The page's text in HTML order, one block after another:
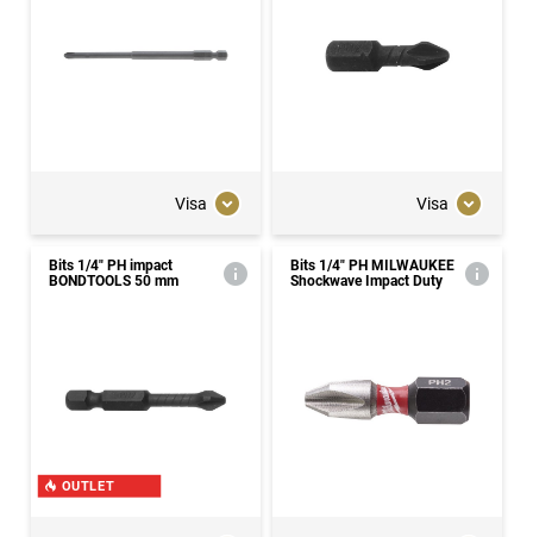
Visa Visa
Bits 1/4" PH impact
BONDTOOLS 50 mm
OUTLET
Bits 1/4" PH MILWAUKEE
Shockwave Impact Duty